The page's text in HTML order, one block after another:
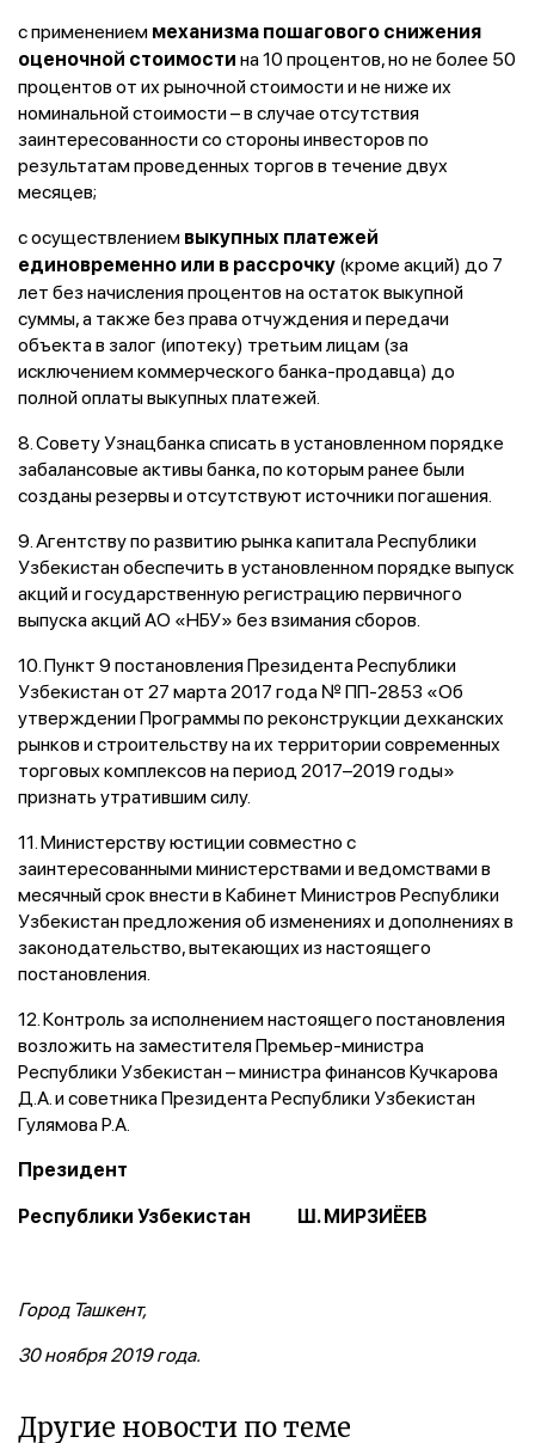
с применением механизма пошагового снижения
оценочной стоимости на 10 процентов, но не более 50
процентов от их рыночной стоимости и не ниже их
номинальной стоимости – в случае отсутствия
заинтересованности со стороны инвесторов по
результатам проведенных торгов в течение двух
месяцев;
с осуществлением выкупных платежей
единовременно или в рассрочку (кроме акций) до 7
лет без начисления процентов на остаток выкупной
суммы, а также без права отчуждения и передачи
объекта в залог (ипотеку) третьим лицам (за
исключением коммерческого банка-продавца) до
полной оплаты выкупных платежей.
8. Совету Узнацбанка списать в установленном порядке
забалансовые активы банка, по которым ранее были
созданы резервы и отсутствуют источники погашения.
9. Агентству по развитию рынка капитала Республики
Узбекистан обеспечить в установленном порядке выпуск
акций и государственную регистрацию первичного
выпуска акций АО «НБУ» без взимания сборов.
10. Пункт 9 постановления Президента Республики
Узбекистан от 27 марта 2017 года № ПП-2853 «Об
утверждении Программы по реконструкции дехканских
рынков и строительству на их территории современных
торговых комплексов на период 2017–2019 годы»
признать утратившим силу.
11. Министерству юстиции совместно с
заинтересованными министерствами и ведомствами в
месячный срок внести в Кабинет Министров Республики
Узбекистан предложения об изменениях и дополнениях в
законодательство, вытекающих из настоящего
постановления.
12. Контроль за исполнением настоящего постановления
возложить на заместителя Премьер-министра
Республики Узбекистан – министра финансов Кучкарова
Д.А. и советника Президента Республики Узбекистан
Гулямова Р.А.
Президент
Республики Узбекистан Ш. МИРЗИЁЕВ
Город Ташкент,
30 ноября 2019 года.
Другие новости по теме